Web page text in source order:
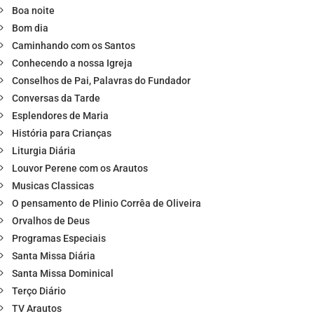
Boa noite
Bom dia
Caminhando com os Santos
Conhecendo a nossa Igreja
Conselhos de Pai, Palavras do Fundador
Conversas da Tarde
Esplendores de Maria
História para Crianças
Liturgia Diária
Louvor Perene com os Arautos
Musicas Classicas
O pensamento de Plinio Corrêa de Oliveira
Orvalhos de Deus
Programas Especiais
Santa Missa Diária
Santa Missa Dominical
Terço Diário
TV Arautos